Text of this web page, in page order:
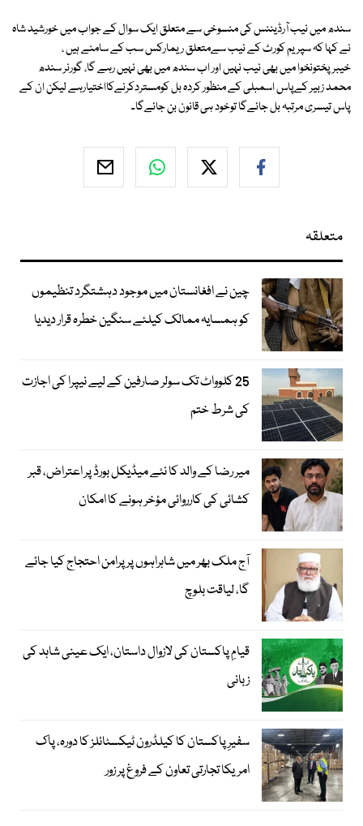
سندھ میں نیب آرڈیننس کی منسوخی سے متعلق ایک سوال کے جواب میں خورشید شاہ
نے کہا کہ سپریم کورٹ کے نیب سےمتعلق ریمارکس سب کے سامنے ہیں ،
خیبرپختونخوا میں بھی نیب نہیں اور اب سندھ میں بھی نہیں رہے گا، گورنر سندھ
محمد زبیر کےپاس اسمبلی کے منظور کردہ بل کومستردکرنےکااختیارہے لیکن ان کے
پاس تیسری مرتبہ بل جائےگا توخود ہی قانون بن جائےگا۔
متعلقہ
چین نے افغانستان میں موجود دہشتگرد تنظیموں
کو ہمسایہ ممالک کیلئے سنگین خطرہ قرار دیدیا
25 کلوواٹ تک سولر صارفین کے لیے نیپرا کی اجازت
کی شرط ختم
میر رضا کے والد کا نئے میڈیکل بورڈ پر اعتراض، قبر
کشائی کی کارروائی مؤخر ہونے کا امکان
آج ملک بھر میں شاہراہوں پر پرامن احتجاج کیا جائے
گا، لیاقت بلوچ
قیامِ پاکستان کی لازوال داستان، ایک عینی شاہد کی
زبانی
سفیرِ پاکستان کا کیلڈرون ٹیکسٹائلز کا دورہ، پاک
امریکا تجارتی تعاون کے فروغ پر زور